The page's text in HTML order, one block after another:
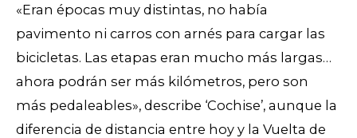
«Eran épocas muy distintas, no había
pavimento ni carros con arnés para cargar las
bicicletas. Las etapas eran mucho más largas…
ahora podrán ser más kilómetros, pero son
más pedaleables», describe ‘Cochise’, aunque la
diferencia de distancia entre hoy y la Vuelta de